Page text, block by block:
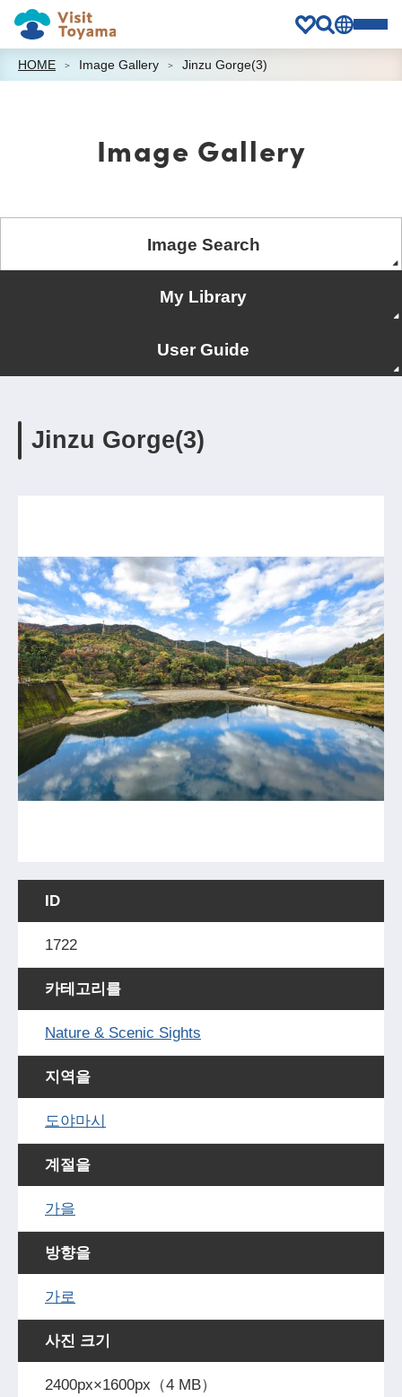
HOME Image Gallery Jinzu Gorge(3)
Image Gallery
Image Search
My Library
User Guide
Jinzu Gorge(3)
ID
1722
카테고리를
Nature & Scenic Sights
지역을
도야마시
계절을
가을
방향을
가로
사진 크기
2400px×1600px（4 MB）